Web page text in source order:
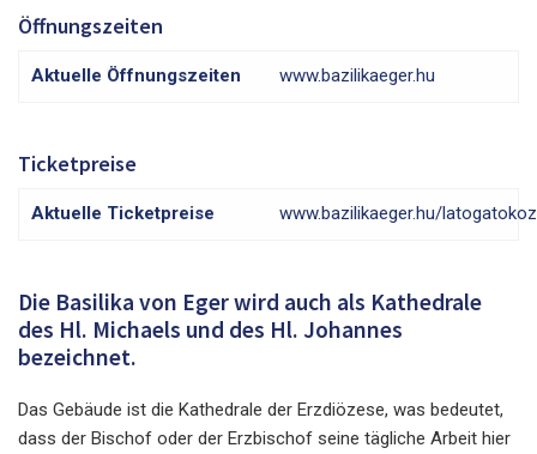
Öffnungszeiten
Aktuelle Öffnungszeiten www.bazilikaeger.hu
Ticketpreise
Aktuelle Ticketpreise www.bazilikaeger.hu/
Die Basilika von Eger wird auch als Kathedrale
des Hl. Michaels und des Hl. Johannes
bezeichnet.
Das Gebäude ist die Kathedrale der Erzdiözese, was bedeutet,
dass der Bischof oder der Erzbischof seine tägliche Arbeit hier